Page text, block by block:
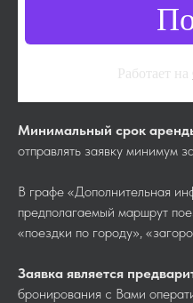
Работает на
Минимальный срок
отправлять заявку минимум
В графе «Дополнительная
предполагаемый маршрут
«поездки по городу»,
Заявка является
бронирования с Вами